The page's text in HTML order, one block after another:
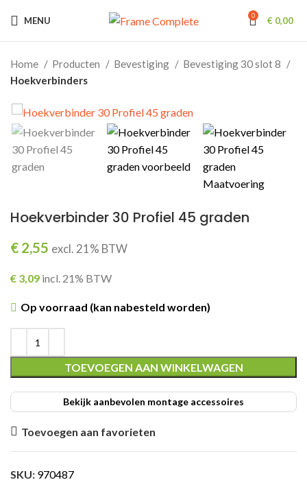
MENU 0 € 0,00
Home Producten Bevestiging
Bevestiging 30 slot 8
Hoekverbinders
Hoekverbinder 30 Profiel 45 graden
€ 2,55 excl. 21% BTW
€ 3,09 incl. 21% BTW
Op voorraad (kan nabesteld worden)
TOEVOEGEN AAN WINKELWAGEN
Bekijk aanbevolen montage accessoires
Toevoegen aan favorieten
SKU: 970487